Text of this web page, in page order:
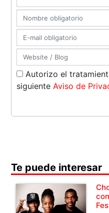
Autorizo el
siguienteAviso de
Te puede interesar